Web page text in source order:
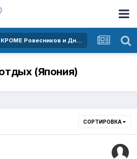
Архив форума "Общение" КРОМЕ Ровесников и Дневников.
(Япония)
СОРТИРОВКА